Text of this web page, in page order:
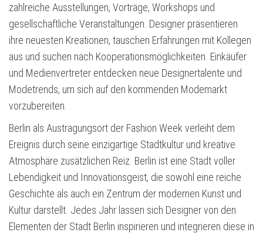
zahlreiche Ausstellungen, Vorträge, Workshops und
gesellschaftliche Veranstaltungen. Designer präsentieren
ihre neuesten Kreationen, tauschen Erfahrungen mit Kollegen
aus und suchen nach Kooperationsmöglichkeiten. Einkäufer
und Medienvertreter entdecken neue Designertalente und
Modetrends, um sich auf den kommenden Modemarkt
vorzubereiten.
Berlin als Austragungsort der Fashion Week verleiht dem
Ereignis durch seine einzigartige Stadtkultur und kreative
Atmosphäre zusätzlichen Reiz. Berlin ist eine Stadt voller
Lebendigkeit und Innovationsgeist, die sowohl eine reiche
Geschichte als auch ein Zentrum der modernen Kunst und
Kultur darstellt. Jedes Jahr lassen sich Designer von den
Elementen der Stadt Berlin inspirieren und integrieren diese in